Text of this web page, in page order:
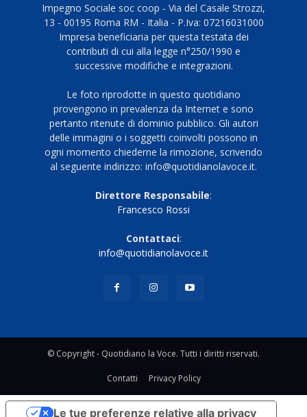
Impegno Sociale soc coop - Via del Casale Strozzi,
13 - 00195 Roma RM - Italia - P.Iva: 07216031000
Impresa beneficiaria per questa testata dei
contributi di cui alla legge n°250/1990 e
successive modifiche e integrazioni.
Le foto riprodotte in questo quotidiano
provengono in prevalenza da Internet e sono
pertanto ritenute di dominio pubblico. Gli autori
delle immagini o i soggetti coinvolti possono in
ogni momento chiederne la rimozione, scrivendo
al seguente indirizzo: info@quotidianolavoce.it.
Direttore Responsabile:
Francesco Rossi
Contattaci:
info@quotidianolavoce.it
© Copyright - Quotidiano la Voce. Tutti i diritti riservati.
Contatti Privacy Policy
Le tue preferenze relative alla privacy